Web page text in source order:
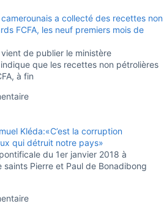
a collecté des recettes non
FCFA, les neuf premiers mois de
de publier le ministère
que les recettes non pétrolières
à fin
Kléda:«C’est la corruption
qui détruit notre pays»
du 1er janvier 2018 à
saints Pierre et Paul de Bonadibong